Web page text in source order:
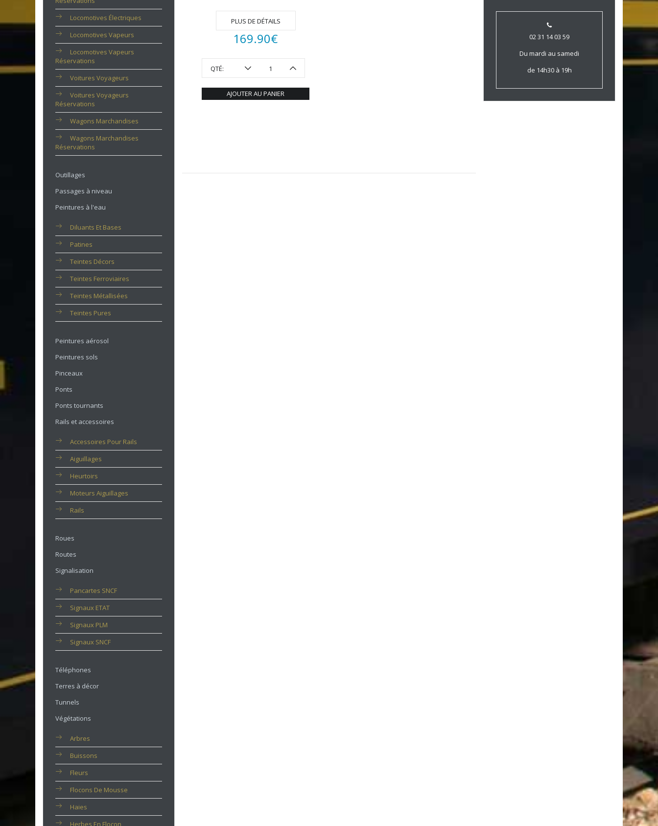
Locomotives Électriques
Locomotives Vapeurs
Locomotives Vapeurs
Réservations
Voitures Voyageurs
Voitures Voyageurs
Réservations
Wagons Marchandises
Wagons Marchandises
Réservations
Outillages
Passages à niveau
Peintures à l'eau
Diluants Et Bases
Patines
Teintes Décors
Teintes Ferroviaires
Teintes Métallisées
Teintes Pures
Peintures aérosol
Peintures sols
Pinceaux
Ponts
Ponts tournants
Rails et accessoires
Accessoires Pour Rails
Aiguillages
Heurtoirs
Moteurs Aiguillages
Rails
Roues
Routes
Signalisation
Pancartes SNCF
Signaux ETAT
Signaux PLM
Signaux SNCF
Téléphones
Terres à décor
Tunnels
Végétations
Arbres
Buissons
Fleurs
Flocons De Mousse
Haies
Herbes En Flocon
PLUS DE DÉTAILS
169.90€
QTÉ:
AJOUTER AU PANIER
02 31 14 03 59
Du mardi au samedi
de 14h30 à 19h